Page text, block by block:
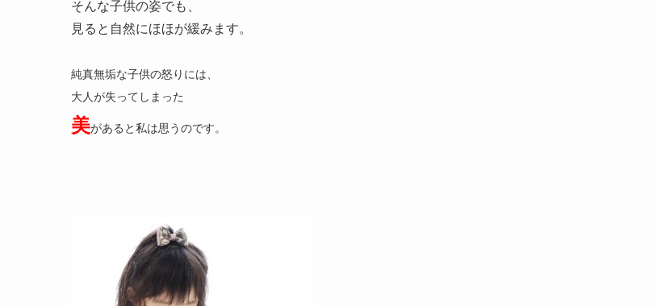
そんな子供の姿でも、
見ると自然にほほが緩みます。
純真無垢な子供の怒りには、
大人が失ってしまった
美があると私は思うのです。